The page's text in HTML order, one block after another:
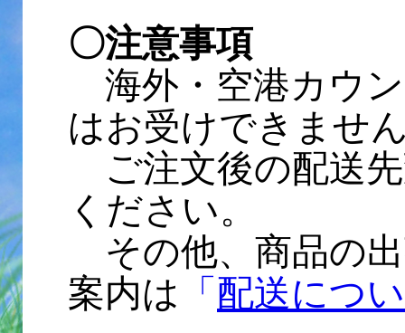
〇注意事項
海外・空港カウ
はお受けできませ
ご注文後の配送
ください。
その他、商品の
案内は
「 配送につ